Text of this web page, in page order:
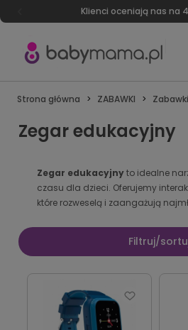
Klienci oceniają nas na
Strona główna ZABAWKI
Zegar edukacyjny
Zegar edukacyjnyto idealne
czasu dla dzieci. Oferujemy
które rozweselą i zaangażują
Filtruj/